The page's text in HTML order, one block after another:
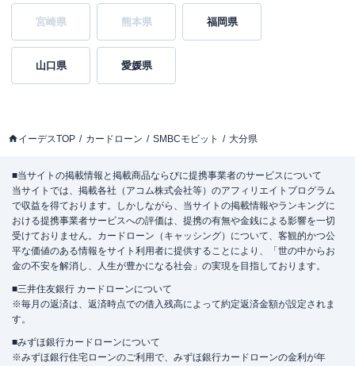
宮崎県 熊本県 福岡県
山口県 愛媛県
イーデスTOP カードローン SMBCモビット 大分県
■当サイトの掲載情報と掲載商品ならびに提携事業者のサービスについて
当サイトでは、掲載各社（アコム株式会社等）のアフィリエイトプログラム
で収益を得ております。しかしながら、当サイトの掲載情報やランキングに
おける提携事業者サービスへの評価は、提携の有無や金銭による影響を一切
受けておりません。カードローン（キャッシング）について、客観的かつ公
平な価値のある情報をサイト利用者に提供することにより、「世の中からお
金の不安を解消し、人生が豊かになる社会」の実現を目指しております。
■三井住友銀行 カードローンについて
※毎月の返済は、返済時点での借入残高によって約定返済金額が設定されま
す。
■みずほ銀行カードローンについて
※みずほ銀行住宅ローンのご利用で、みずほ銀行カードローンの金利が年